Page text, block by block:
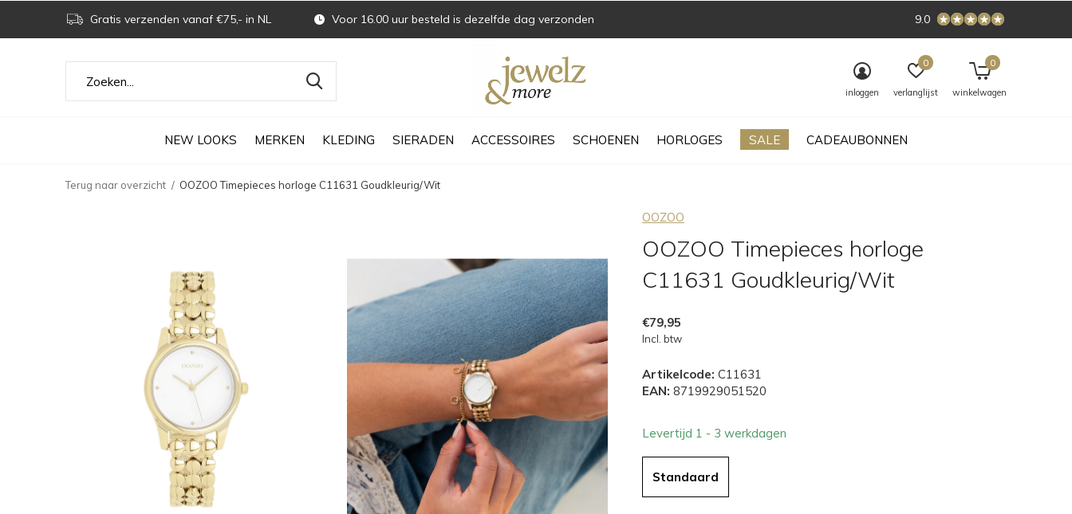
NEW LOOKS MERKEN KLEDING SIERADEN ACCESSOIRES SCHOENEN HORLOGES SALE CADEAUBONNEN
inloggen verlanglijst
0
winkelwagen
0
Gratis verzenden vanaf €75,- in NL Voor 16.00 uur besteld is dezelfde dag verzonden 9.0
Terug naar overzicht OOZOO Timepieces horloge C11631 Goudkleurig/Wit
OOZOO
OOZOO Timepieces horloge
C11631 Goudkleurig/Wit
€79,95
Incl. btw
Artikelcode: C11631
EAN: 8719929051520
Levertijd 1 - 3 werkdagen
Standaard